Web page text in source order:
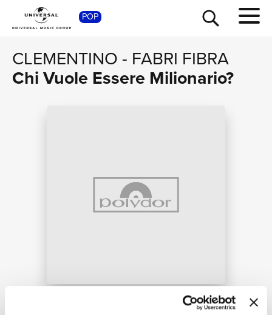
POP
CLEMENTINO- FABRI FIBRA
Chi Vuole Essere Milionario?
SHOP
TOUR NEWS
RICERCA